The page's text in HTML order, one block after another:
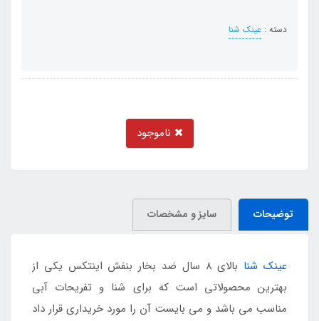
دسته : عینک شنا
ناموجود
توضیحات سایز و مشخصات
عینک شنا
بالای 8 سال ضد بخار بنفش اینتکس یکی از
بهترین محصولاتی است که برای شنا و تفریحات آبی
مناسب می باشد و می بایست آن را مورد خریداری قرار داد